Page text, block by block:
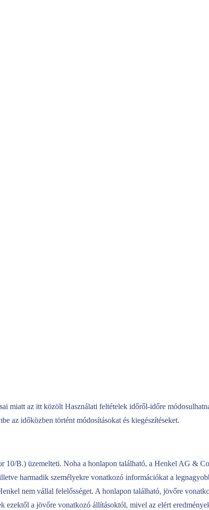
miatt az itt közölt Használati feltételek időről-időre
az időközben történt módosításokat és kiegészítéseket.
B.) üzemelteti. Noha a honlapon található, a Henkel AG &
harmadik személyekre vonatkozó információkat a
nem vállal felelősséget. A honlapon található, jövőre
a jövőre vonatkozó állításoktól, mivel az elért